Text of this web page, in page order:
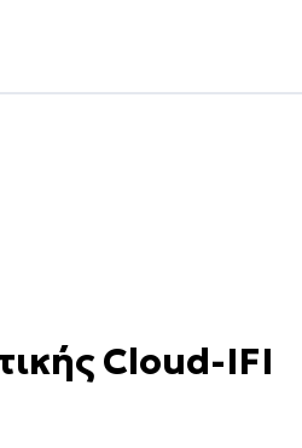
Cloud-IFI